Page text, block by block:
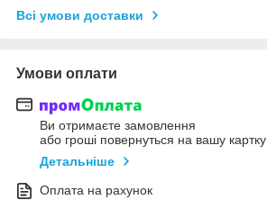
Всі умови доставки
Умови оплати
Ви отримаєте замовлення
або гроші повернуться на вашу картку
Детальніше
Оплата на рахунок